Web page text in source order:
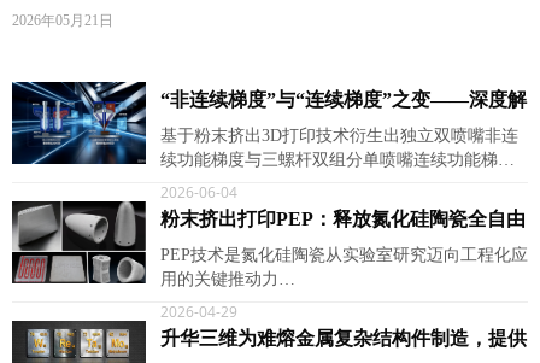
2026年05月21日
“非连续梯度”与“连续梯度”之变——深度解
析粉末挤出3D打印两条成型路径如何攻克
梯度功能材料制备难题
基于粉末挤出3D打印技术衍生出独立双喷嘴非连
续功能梯度与三螺杆双组分单喷嘴连续功能梯度
两条差异化成型路径，形成阶梯式分层复合、无
缝平滑渐变并行的全谱系梯度制备能力…
2026-06-04
粉末挤出打印PEP：释放氮化硅陶瓷全自由
度设计，适配极端工况
PEP技术是氮化硅陶瓷从实验室研究迈向工程化应
用的关键推动力…
2026-04-29
升华三维为难熔金属复杂结构件制造，提供